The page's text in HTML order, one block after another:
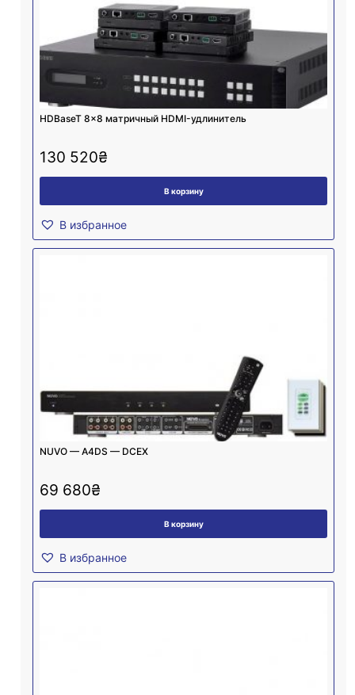
HDBaseT 8×8 матричный HDMI-удлинитель
130 520₴
В корзину
В избранное
NUVO — A4DS — DCEX
69 680₴
В корзину
В избранное